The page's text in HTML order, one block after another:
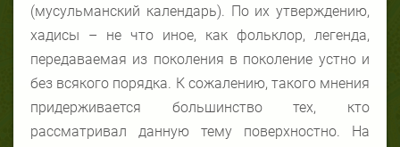
(мусульманский календарь). По их утверждению,
хадисы – не что иное, как фольклор, легенда,
передаваемая из поколения в поколение устно и
без всякого порядка. К сожалению, такого мнения
придерживается большинство тех, кто
рассматривал данную тему поверхностно. На